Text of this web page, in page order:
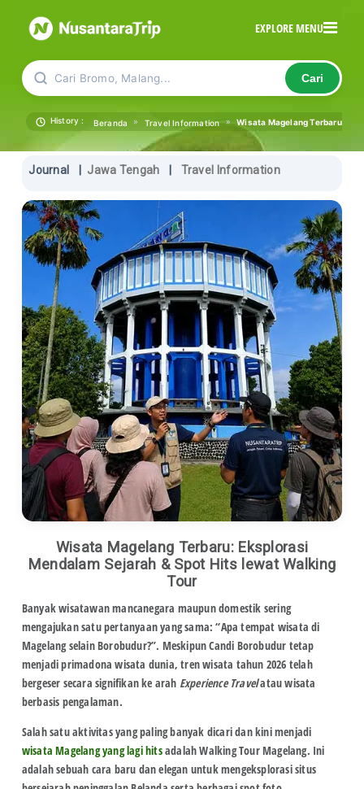
EXPLORE MENU
Cari Bromo, Malang... Cari
History : Beranda » Travel Information » Wisata Magelang Terbaru:
Journal Jawa Tengah Travel Information
Wisata Magelang Terbaru: Eksplorasi
Mendalam Sejarah & Spot Hits lewat Walking
Tour
Banyak wisatawan mancanegara maupun domestik sering
mengajukan satu pertanyaan yang sama:“Apa tempat wisata di
Magelang selain Borobudur?”. Meskipun Candi Borobudur tetap
menjadi primadona wisata dunia, tren wisata tahun 2026 telah
bergeser secara signifikan ke arah Experience Travelatau wisata
berbasis pengalaman.
Salah satu aktivitas yang paling banyak dicari dan kini menjadi
wisata Magelang yang lagi hitsadalahWalking Tour Magelang. Ini
adalah sebuah cara baru dan elegan untuk mengeksplorasisitus